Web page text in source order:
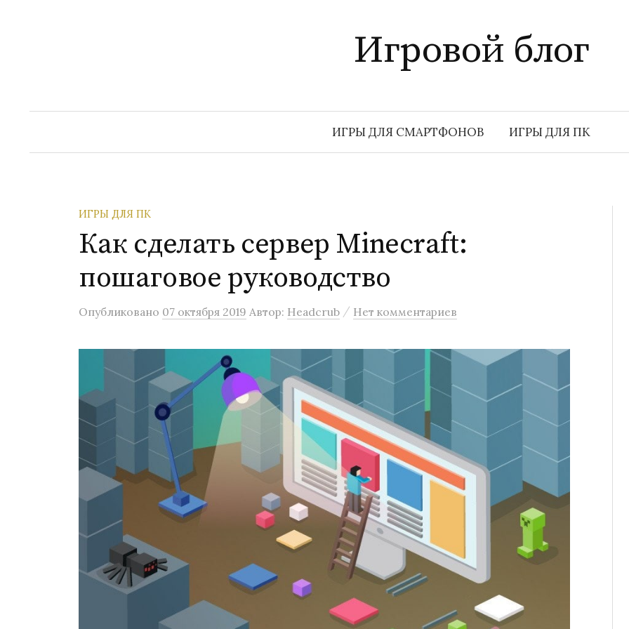
Игровой блог
ИГРЫ ДЛЯ СМАРТФОНОВ ИГРЫ ДЛЯ ПК
ИГРЫ ДЛЯ ПК
Как сделать сервер Minecraft:
пошаговое руководство
Опубликовано 07 октября 2019 Автор: Headcrub / Нет комментариев